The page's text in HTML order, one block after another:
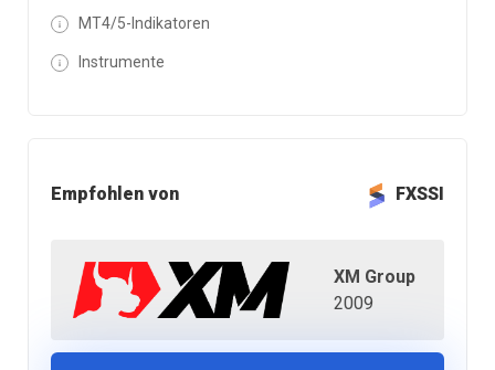
MT4/5-Indikatoren
Instrumente
Empfohlen von FXSSI
XM Group
2009